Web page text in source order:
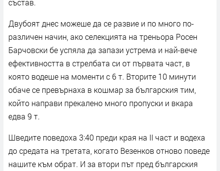
състав.
Двубоят днес можеше да се развие и по много по-
различен начин, ако селекцията на треньора Росен
Барчовски бе успяла да запази устрема и най-вече
ефективността в стрелбата си от първата част, в
която водеше на моменти с 6 т. Вторите 10 минути
обаче се превърнаха в кошмар за българския тим,
който направи прекалено много пропуски и вкара
едва 9 т.
Шведите поведоха 3:40 преди края на II част и водеха
до средата на третата, когато Везенков отново поведе
нашите към обрат. И за втори път пред българския